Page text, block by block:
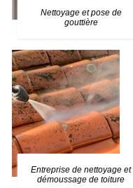
Nettoyage et pose de
gouttière
Entreprise de nettoyage et
démoussage de toiture